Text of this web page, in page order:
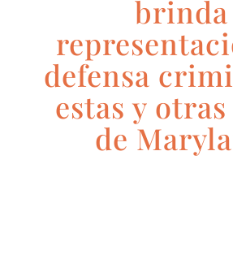
brinda
defensa
estas y otras
de